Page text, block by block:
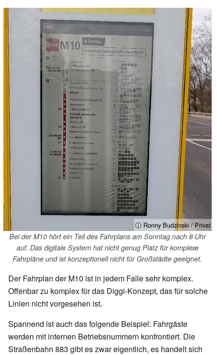
ⓘ Ronny Budzinski / Privat
Bei der M10 hört ein Teil des Fahrplans am Sonntag nach 8 Uhr
auf. Das digitale System hat nicht genug Platz für komplexe
Fahrpläne und ist konzeptionell nicht für Großstädte geeignet.
Der Fahrplan der M10 ist in jedem Falle sehr komplex.
Offenbar zu komplex für das Diggi-Konzept, das für solche
Linien nicht vorgesehen ist.
Spannend ist auch das folgende Beispiel: Fahrgäste
werden mit internen Betriebsnummern konfrontiert. Die
Straßenbahn 883 gibt es zwar eigentlich, es handelt sich